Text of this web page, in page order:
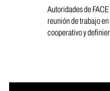
Autoridades de
reunión de trabajo
cooperativo y